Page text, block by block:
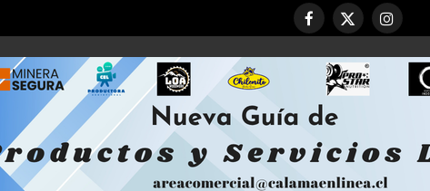
Facebook
X